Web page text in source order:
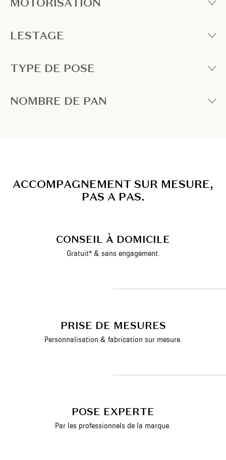
LESTAGE
TYPE DE POSE
NOMBRE DE PAN
ACCOMPAGNEMENT SUR MESURE,
PAS A PAS.
CONSEIL À DOMICILE
Gratuit* & sans engagement.
PRISE DE MESURES
Personnalisation & fabrication sur mesure.
POSE EXPERTE
Par les professionnels de la marque.